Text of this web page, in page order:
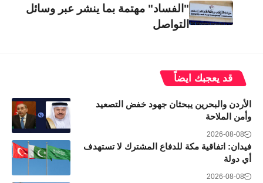
"الفساد" مهتمة بما ينشر عبر وسائل
التواصل
قد يعجبك ايضاً
الأردن والبحرين يبحثان جهود خفض التصعيد
وأمن الملاحة
2026-08-08
فيدان: اتفاقية مكة للدفاع المشترك لا تستهدف
أي دولة
2026-08-08